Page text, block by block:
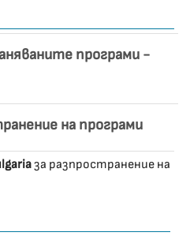
програми -
на програми
за разпространение на